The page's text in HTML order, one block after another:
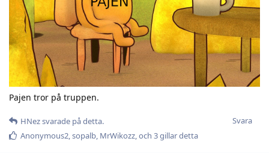
Pajen tror på truppen.
Svara
HNezsvarade på detta.
Anonymous2,sopalb, MrWikozz, och 3gillar detta